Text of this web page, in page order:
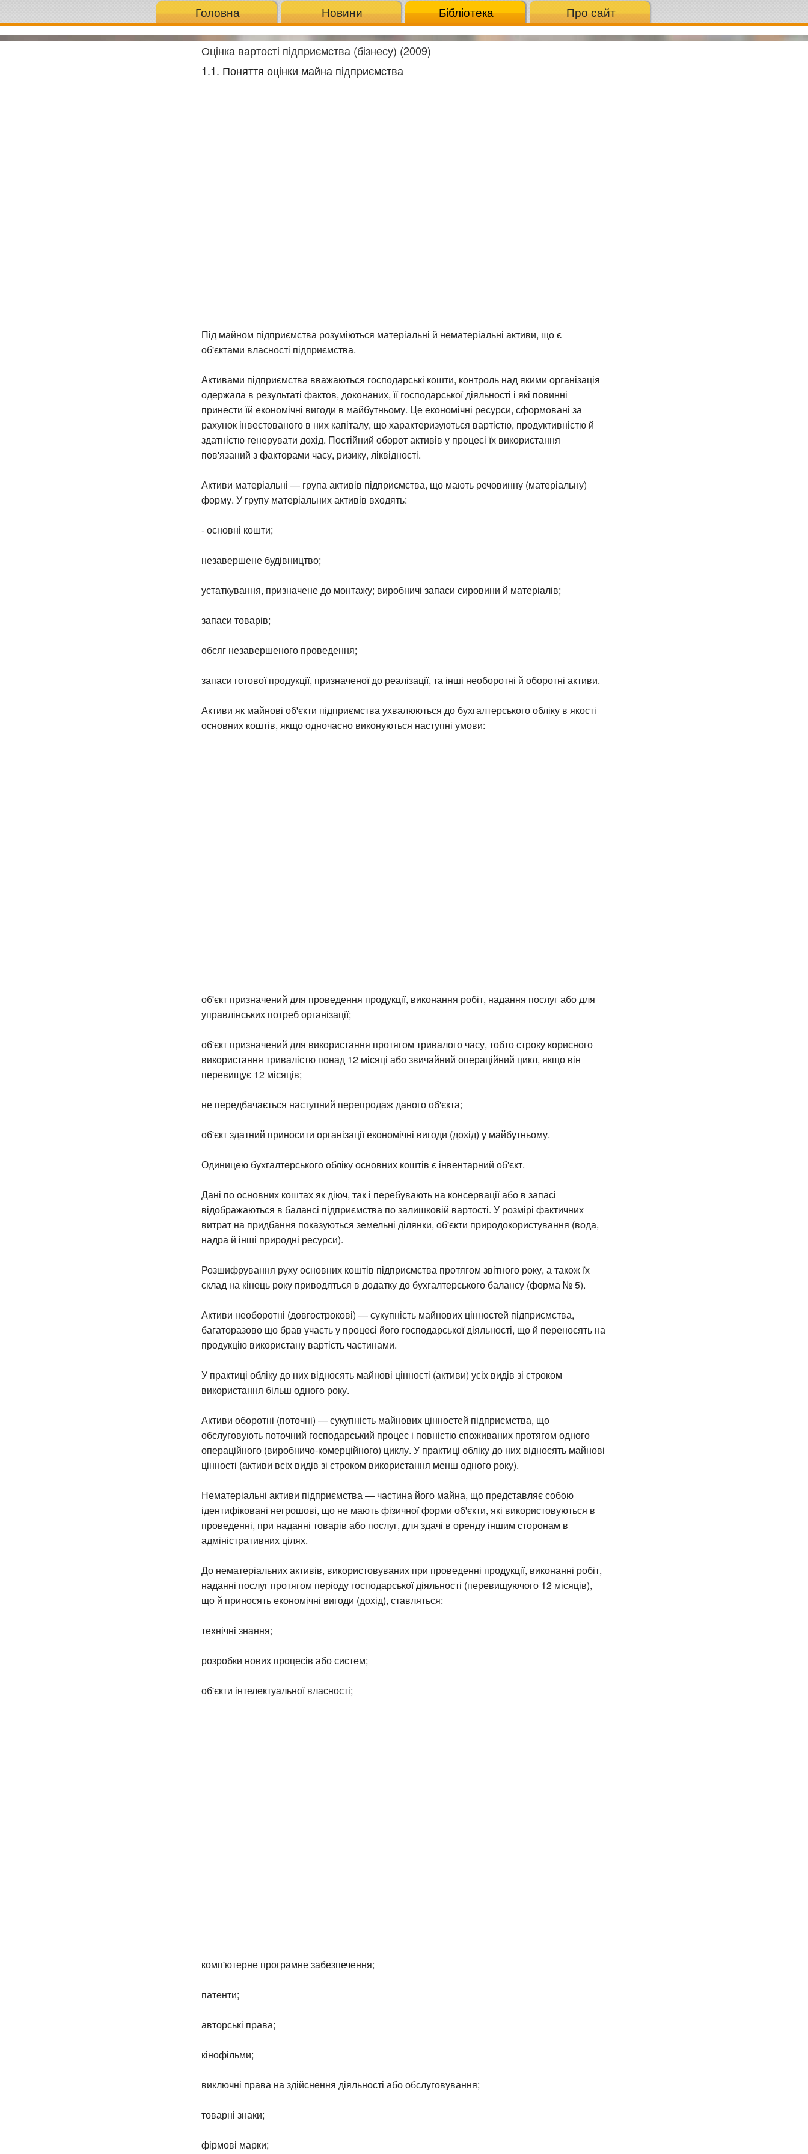
Головна Новини Бібліотека Про сайт
Оцінка вартості підприємства (бізнесу) (2009)
1.1. Поняття оцінки майна підприємства
Під майном підприємства розуміються матеріальні й нематеріальні активи, що є
об'єктами власності підприємства.
Активами підприємства вважаються господарські кошти, контроль над якими організація
одержала в результаті фактов, доконаних, її господарської діяльності і які повинні
принести їй економічні вигоди в майбутньому. Це економічні ресурси, сформовані за
рахунок інвестованого в них капіталу, що характеризуються вартістю, продуктивністю й
здатністю генерувати дохід. Постійний оборот активів у процесі їх використання
пов'язаний з факторами часу, ризику, ліквідності.
Активи матеріальні — група активів підприємства, що мають речовинну (матеріальну)
форму. У групу матеріальних активів входять:
- основні кошти;
незавершене будівництво;
устаткування, призначене до монтажу; виробничі запаси сировини й матеріалів;
запаси товарів;
обсяг незавершеного проведення;
запаси готової продукції, призначеної до реалізації, та інші необоротні й оборотні активи.
Активи як майнові об'єкти підприємства ухвалюються до бухгалтерського обліку в якості
основних коштів, якщо одночасно виконуються наступні умови:
об'єкт призначений для проведення продукції, виконання робіт, надання послуг або для
управлінських потреб організації;
об'єкт призначений для використання протягом тривалого часу, тобто строку корисного
використання тривалістю понад 12 місяці або звичайний операційний цикл, якщо він
перевищує 12 місяців;
не передбачається наступний перепродаж даного об'єкта;
об'єкт здатний приносити організації економічні вигоди (дохід) у майбутньому.
Одиницею бухгалтерського обліку основних коштів є інвентарний об'єкт.
Дані по основних коштах як діюч, так і перебувають на консервації або в запасі
відображаються в балансі підприємства по залишковій вартості. У розмірі фактичних
витрат на придбання показуються земельні ділянки, об'єкти природокористування (вода,
надра й інші природні ресурси).
Розшифрування руху основних коштів підприємства протягом звітного року, а також їх
склад на кінець року приводяться в додатку до бухгалтерського балансу (форма № 5).
Активи необоротні (довгострокові) — сукупність майнових цінностей підприємства,
багаторазово що брав участь у процесі його господарської діяльності, що й переносять на
продукцію використану вартість частинами.
У практиці обліку до них відносять майнові цінності (активи) усіх видів зі строком
використання більш одного року.
Активи оборотні (поточні) — сукупність майнових цінностей підприємства, що
обслуговують поточний господарський процес і повністю споживаних протягом одного
операційного (виробничо-комерційного) циклу. У практиці обліку до них відносять майнові
цінності (активи всіх видів зі строком використання менш одного року).
Нематеріальні активи підприємства — частина його майна, що представляє собою
ідентифіковані негрошові, що не мають фізичної форми об'єкти, які використовуються в
проведенні, при наданні товарів або послуг, для здачі в оренду іншим сторонам в
адміністративних цілях.
До нематеріальних активів, використовуваних при проведенні продукції, виконанні робіт,
наданні послуг протягом періоду господарської діяльності (перевищуючого 12 місяців),
що й приносять економічні вигоди (дохід), ставляться:
технічні знання;
розробки нових процесів або систем;
об'єкти інтелектуальної власності;
комп'ютерне програмне забезпечення;
патенти;
авторські права;
кінофільми;
виключні права на здійснення діяльності або обслуговування;
товарні знаки;
фірмові марки;